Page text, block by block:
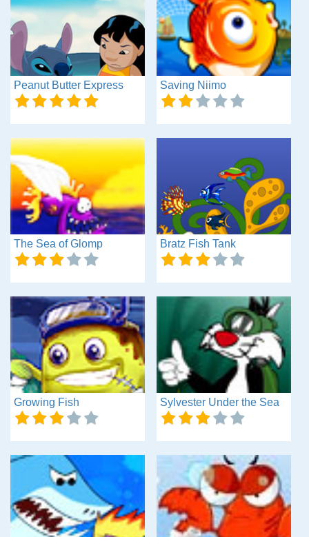
Peanut Butter Express Saving Niimo
The Sea of Glomp Bratz Fish Tank
Growing Fish Sylvester Under the Sea